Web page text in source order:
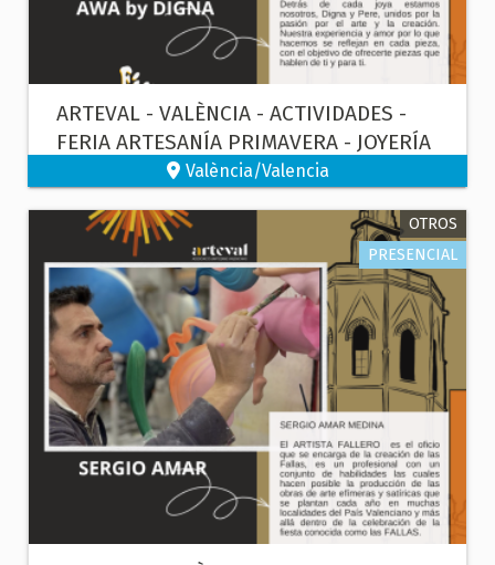
ARTEVAL - VALÈNCIA - ACTIVIDADES -
FERIA ARTESANÍA PRIMAVERA - JOYERÍA
Y ESCULTURA València/Valencia
OTROS
PRESENCIAL